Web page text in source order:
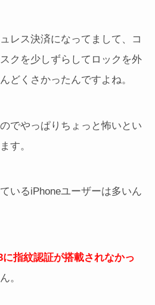
レス決済になってまして、コ
クを少しずらしてロックを外
どくさかったんですよね。
でやっぱりちょっと怖いとい
す。
いるiPhoneユーザーは多いん
に指紋認証が搭載されなかっ
。